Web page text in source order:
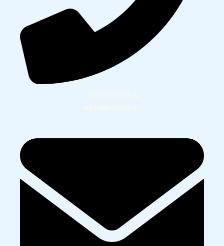
+34 930 45 09 22
+34 930 45 09 22